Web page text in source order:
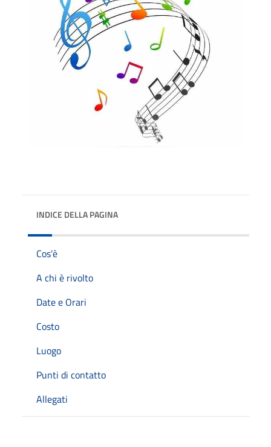
INDICE DELLA PAGINA
Cos'è
A chi è rivolto
Date e Orari
Costo
Luogo
Punti di contatto
Allegati